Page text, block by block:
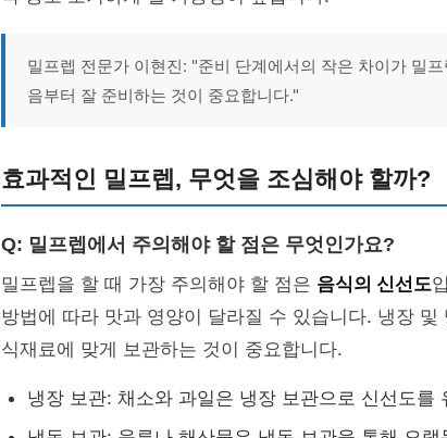
밀프렙 전문가 이현진: "준비 단계에서의 작은 차이가 밀
음부터 잘 준비하는 것이 중요합니다."
효과적인 밀프렙, 무엇을 조심해야 할까?
Q: 밀프렙에서 주의해야 할 점은 무엇인가요?
밀프렙을 할 때 가장 주의해야 할 점은 음식의 신선도
방법에 따라 맛과 영양이 달라질 수 있습니다. 냉장
식재료에 맞게 보관하는 것이 중요합니다.
냉장 보관: 채소와 과일은 냉장 보관으로 신선도를